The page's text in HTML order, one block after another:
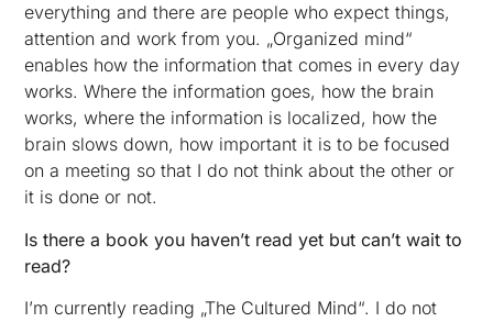
everything and there are people who expect things,
attention and work from you. „Organized mind“
enables how the information that comes in every day
works. Where the information goes, how the brain
works, where the information is localized, how the
brain slows down, how important it is to be focused
on a meeting so that I do not think about the other or
it is done or not.
Is there a book you haven’t read yet but can’t wait to
read?
I’m currently reading „The Cultured Mind“. I do not